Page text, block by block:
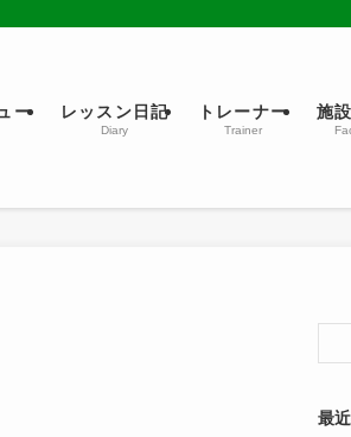
ー レッスン日記
Diary
トレーナー
Trainer
施
最